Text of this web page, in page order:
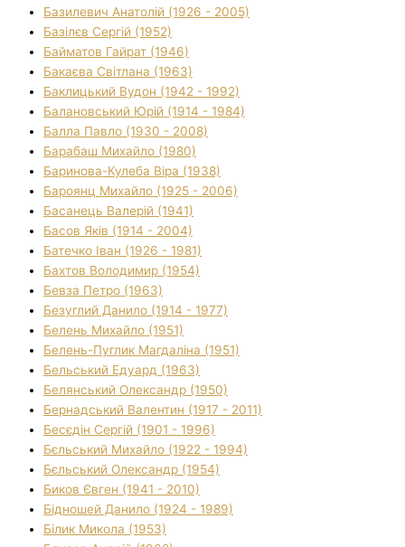
Базилевич Анатолій (1926 - 2005)
Базілєв Сергій (1952)
Байматов Гайрат (1946)
Бакаєва Світлана (1963)
Баклицький Вудон (1942 - 1992)
Балановський Юрій (1914 - 1984)
Балла Павло (1930 - 2008)
Барабаш Михайло (1980)
Баринова-Кулеба Віра (1938)
Бароянц Михайло (1925 - 2006)
Басанець Валерій (1941)
Басов Яків (1914 - 2004)
Батечко Іван (1926 - 1981)
Бахтов Володимир (1954)
Бевза Петро (1963)
Безуглий Данило (1914 - 1977)
Белень Михайло (1951)
Белень-Пуглик Магдаліна (1951)
Бельський Едуард (1963)
Белянський Олександр (1950)
Бернадський Валентин (1917 - 2011)
Бесєдін Сергій (1901 - 1996)
Бєльський Михайло (1922 - 1994)
Бєльський Олександр (1954)
Биков Євген (1941 - 2010)
Бідношей Данило (1924 - 1989)
Білик Микола (1953)